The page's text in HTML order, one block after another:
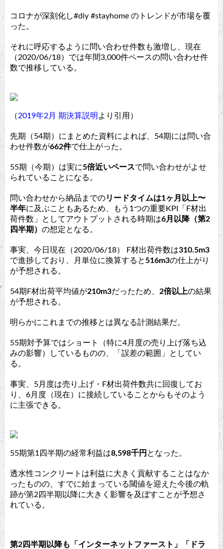
コロナが深刻化し#diy #stayhome のトレンドが市場を覆
った。
それに呼応するように問い合わせ件数も激増し、現在
（2020/06/18）では年間3,000件ペースの問い合わせ件
数で推移している。
（2019年2月 期決算説明 より引用）
先期（54期）にまとめた資料によれば、54期には問い合
わせ件数が662件で仕上がった。
55期（今期）は実に5倍近いペースで問い合わせがよせ
られていることになる。
問い合わせから納品までのリードタイムは1ヶ月以上〜
半年に及ぶこともあるため、もう1つの重要KPI「F材出
荷件数」としてアウトプットされる時期は6月以降（第2
四半期） の想定となる。
事実、今日現在（2020/06/18） F材出荷件数は310.5m3
で進捗しており、月単位に換算すると 516m3の仕上がり
が予想される。
54期F材出荷平均値が210m3だったため、 2倍以上の結果
が予想される。
明らかにこれまでの推移とは異なる計測結果だ。
55期対予算ではショート（特に4月度の売り上げ落ち込
みの影響）しているものの、「誤差の範囲」としてい
る。
事実、5月度は売り上げ・F材出荷件数共に回復してお
り、6月度（現在）に接続していることからもそのよう
に主張できる。
55期第1四半期の経常利益は8,598千円 となった。
透水性コンクリートは利益に大きく貢献することはなか
ったものの、すでに始まっている閾値を迎えた今後の軌
跡が第2四半期以降に大きく影響を及ぼすことが予想さ
れている。
第2四半期以降も「インターネットファースト」「ドラ